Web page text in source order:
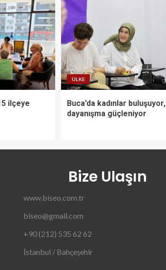
ilçeye
ÜLKE
Buca’da kadınlar buluşuyor,
dayanışma güçleniyor
Bize Ulaşın
www.biseo.com.tr
biseo@gmail.com
+90 (212) 535 62 62
İstanbul / Bahçeşehir